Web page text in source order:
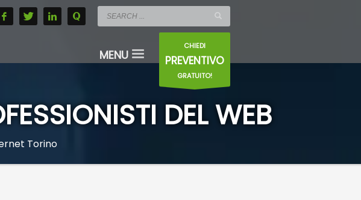
CHIEDI
PREVENTIVO
GRATUITO!
DEL WEB
Torino